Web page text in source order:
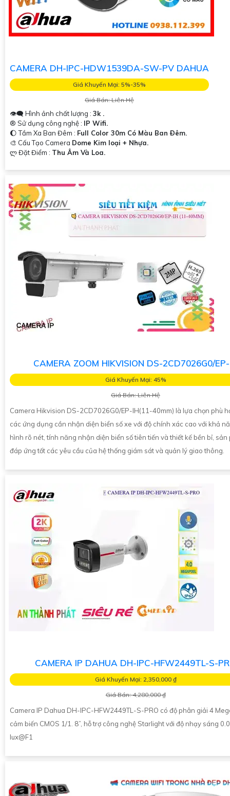
CAMERA DH-IPC-HDW1539DA-SW-PV DAHUA
Giá Khuyến Mại: 5%-35%
Giá Bán: Liên Hệ
👁️‍🗨 Hình ảnh chất lượng : 3k .
®️ Sử dụng công nghệ : IP Wifi.
🌔 Tầm Xa Ban Đêm : Full Color 30m Có Màu Ban Ðêm.
🎨 Cấu Tạo Camera Dome Kim loại + Nhựa.
️ლ Đặt Điểm : Thu Âm Và Loa.
CAMERA ZOOM HIKVISION DS-2CD7026G0/
Giá Khuyến Mại: 45%
Giá Bán: Liên Hệ
Camera Hikvision DS-2CD7026G0/EP-IH(11-40mm) là lựa chọn phù
các ứng dụng cần nhận diện biển số xe với độ chính xác cao với khả
hình rõ nét, tính năng nhận diện biển số tiên tiến và thiết kế bền bỉ, sản
đáp ứng tốt các yêu cầu của hệ thống giám sát và quản lý giao thông.
CAMERA IP DAHUA DH-IPC-HFW2449TL-S-
Giá Khuyến Mại: 2,350,000 ₫
Giá Bán: 4,280,000 ₫
Camera IP Dahua DH-IPC-HFW2449TL-S-PRO có độ phân giải 4
cảm biến CMOS 1/1. 8”, hỗ trợ công nghệ Starlight với độ nhạy sáng
lux@F1